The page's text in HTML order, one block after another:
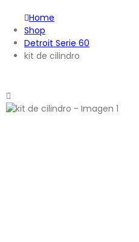
Home
Shop
Detroit Serie 60
kit de cilindro